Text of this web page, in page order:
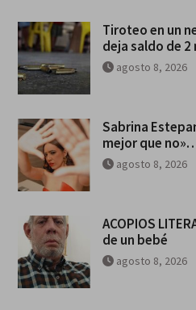
Tiroteo en un
deja saldo de
agosto 8, 2026
Sabrina
mejor que
agosto 8, 2026
ACOPIOS
de un bebé
agosto 8, 2026